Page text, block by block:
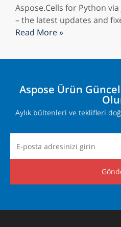
Aspose.Cells for Python via
– the latest updates and
Read More »
Aspose Ürün
Aylık bültenleri ve teklifleri